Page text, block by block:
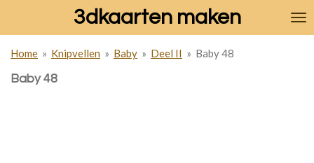
de
hoofdinhoud
3dkaarten maken
Home » Knipvellen » Baby » Deel II » Baby 48
Baby 48